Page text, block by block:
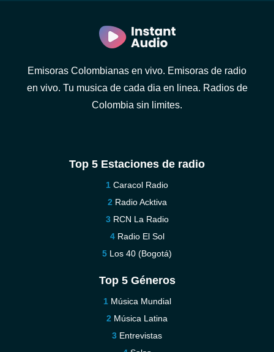
Emisoras Colombianas en vivo. Emisoras de radio
en vivo. Tu musica de cada dia en linea. Radios de
Colombia sin limites.
Top 5 Estaciones de radio
Caracol Radio
Radio Acktiva
RCN La Radio
Radio El Sol
Los 40 (Bogotá)
Top 5 Géneros
Música Mundial
Música Latina
Entrevistas